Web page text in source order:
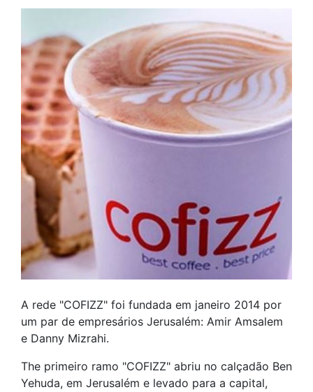
A rede "COFIZZ" foi fundada em janeiro 2014 por
um par de empresários Jerusalém: Amir Amsalem
e Danny Mizrahi.
The primeiro ramo "COFIZZ" abriu no calçadão Ben
Yehuda, em Jerusalém e levado para a capital,